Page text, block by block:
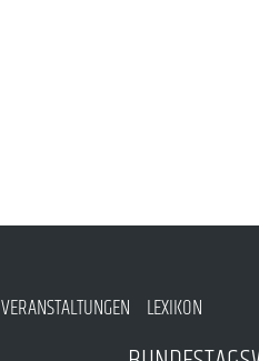
VERANSTALTUNGEN LEXIKON